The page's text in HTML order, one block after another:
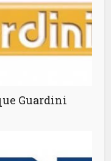
Guardini